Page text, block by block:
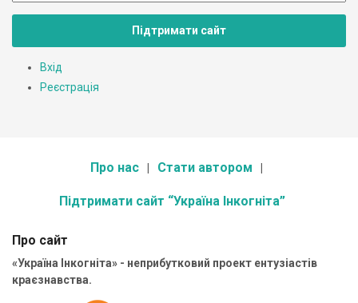
Підтримати сайт
Вхід
Реєстрація
Про нас Стати автором
Підтримати сайт “Україна Інкогніта”
Про сайт
«Україна Інкогніта» - неприбутковий проект ентузіастів
краєзнавства.